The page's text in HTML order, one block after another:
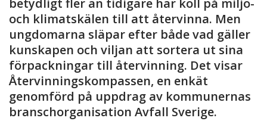
betydligt fler än tidigare har koll på miljö-
och klimatskälen till att återvinna. Men
ungdomarna släpar efter både vad gäller
kunskapen och viljan att sortera ut sina
förpackningar till återvinning. Det visar
Återvinningskompassen, en enkät
genomförd på uppdrag av kommunernas
branschorganisation Avfall Sverige.